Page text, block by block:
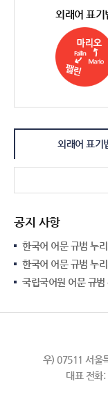
외래어 표기
외래어 표기
공지 사항
한국어 어문 규범 누
한국어 어문 규범 누
국립국어원 어문 규범
우) 07511 서울
대표 전화